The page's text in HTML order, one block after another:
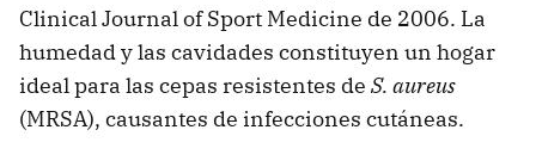
Clinical Journal of Sport Medicine de 2006. La
humedad y las cavidades constituyen un hogar
ideal para las cepas resistentes de S. aureus
(MRSA), causantes de infecciones cutáneas.